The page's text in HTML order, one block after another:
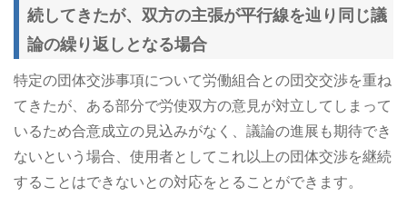
続してきたが、双方の主張が平行線を辿り同じ議
論の繰り返しとなる場合
特定の団体交渉事項について労働組合との団交交渉を重ね
てきたが、ある部分で労使双方の意見が対立してしまって
いるため合意成立の見込みがなく、議論の進展も期待でき
ないという場合、使用者としてこれ以上の団体交渉を継続
することはできないとの対応をとることができます。